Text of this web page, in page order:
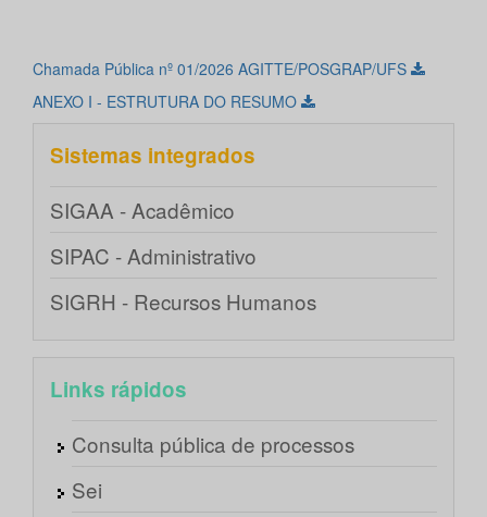
Chamada Pública nº 01/2026 AGITTE/POSGRAP/UFS
ANEXO I - ESTRUTURA DO RESUMO
Sistemas integrados
SIGAA - Acadêmico
SIPAC - Administrativo
SIGRH - Recursos Humanos
Links rápidos
Consulta pública de processos
Sei